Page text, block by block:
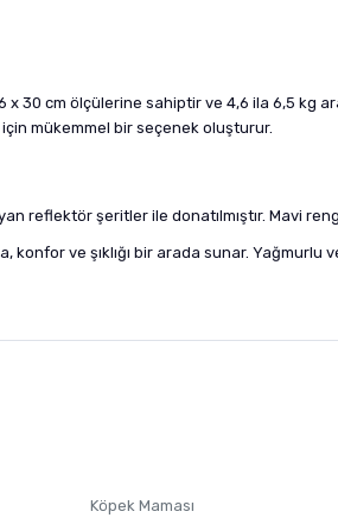
x 30 cm ölçülerine sahiptir ve 4,6 ila 6,5 kg
mükemmel bir seçenek oluşturur.
şeritler ile donatılmıştır. Mavi
konfor ve şıklığı bir arada sunar.
Ürünü Satın Al ve Yorumla
Köpek Maması